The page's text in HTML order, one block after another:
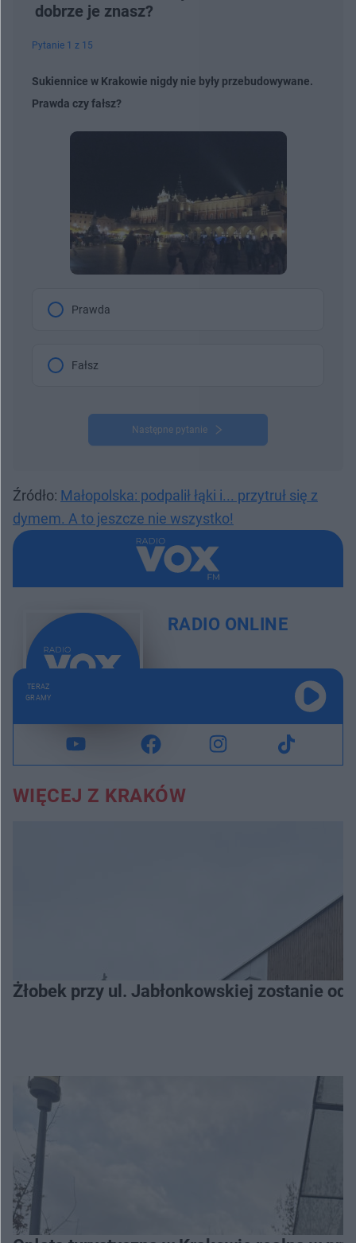
dobrze je znasz?
Pytanie 1 z 15
Sukiennice w Krakowie nigdy nie były przebudowywane.
Prawda czy fałsz?
Prawda
Fałsz
Następne pytanie
Źródło: Małopolska: podpalił łąki i... przytruł się z
dymem. A to jeszcze nie wszystko!
RADIO ONLINE
TERAZ
GRAMY
WIĘCEJ Z KRAKÓW
Żłobek przy ul. Jabłonkowskiej zostanie